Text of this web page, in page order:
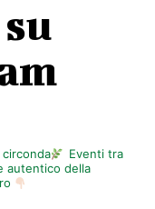
Eventi tra
autentico della